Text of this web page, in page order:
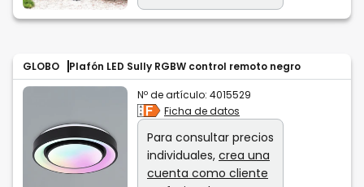
GLOBO Plafón LED Sully RGBW control remoto negro
Nº de artículo: 4015529
Ficha de datos
Para consultar precios
individuales, crea una
cuenta como cliente